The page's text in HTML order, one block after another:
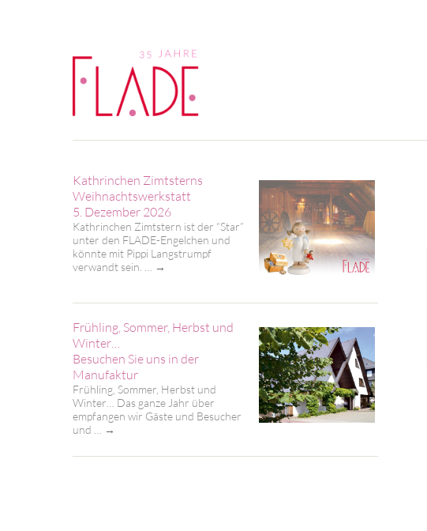
Kathrinchen Zimtsterns
Weihnachtswerkstatt
5. Dezember 2026
Kathrinchen Zimtstern ist der “Star”
unter den FLADE-Engelchen und
könnte mit Pippi Langstrumpf
verwandt sein. …
→
Frühling, Sommer, Herbst und
Winter…
Besuchen Sie uns in der
Manufaktur
Frühling, Sommer, Herbst und
Winter… Das ganze Jahr über
empfangen wir Gäste und Besucher
und …
→